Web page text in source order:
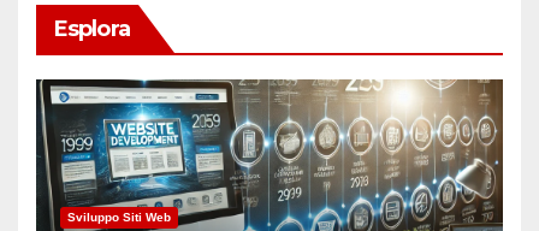
Esplora
Sviluppo Siti Web